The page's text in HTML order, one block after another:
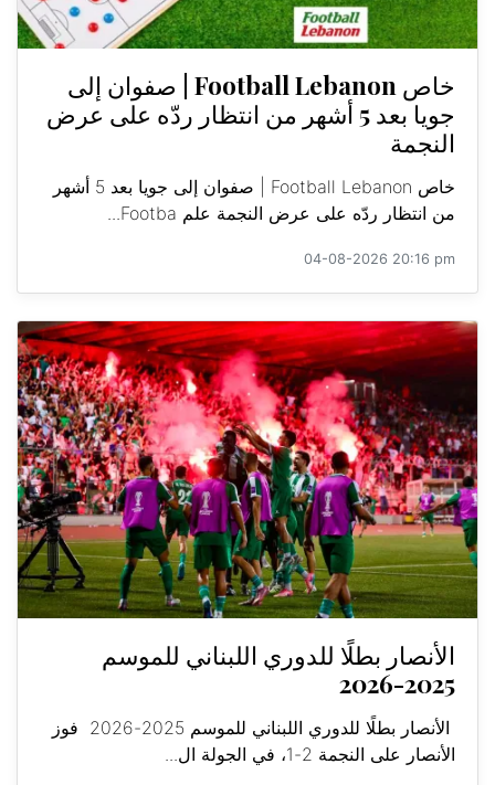
خاص Football Lebanon | صفوان إلى
جويا بعد 5 أشهر من انتظار ردّه على عرض
النجمة
خاص Football Lebanon | صفوان إلى جويا بعد 5 أشهر
من انتظار ردّه على عرض النجمة علم Footba...
04-08-2026 20:16 pm
الأنصار بطلًا للدوري اللبناني للموسم
2025-2026
الأنصار بطلًا للدوري اللبناني للموسم 2025-2026 فوز
الأنصار على النجمة 2-1، في الجولة ال...